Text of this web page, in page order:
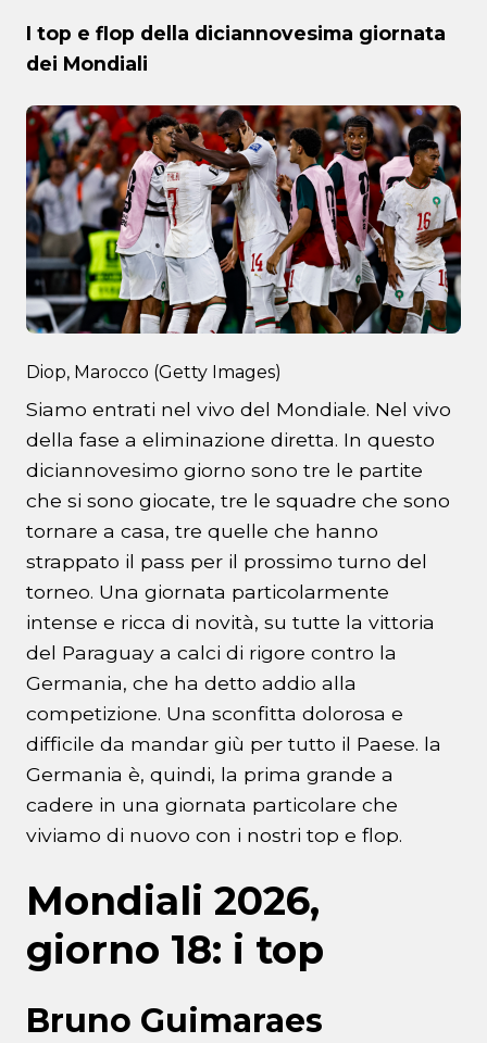
I top e flop della diciannovesima giornata
dei Mondiali
Diop, Marocco (Getty Images)
Siamo entrati nel vivo del Mondiale. Nel vivo
della fase a eliminazione diretta. In questo
diciannovesimo giorno sono tre le partite
che si sono giocate, tre le squadre che sono
tornare a casa, tre quelle che hanno
strappato il pass per il prossimo turno del
torneo. Una giornata particolarmente
intense e ricca di novità, su tutte la vittoria
del Paraguay a calci di rigore contro la
Germania, che ha detto addio alla
competizione. Una sconfitta dolorosa e
difficile da mandar giù per tutto il Paese. la
Germania è, quindi, la prima grande a
cadere in una giornata particolare che
viviamo di nuovo con i nostri top e flop.
Mondiali 2026,
giorno 18: i top
Bruno Guimaraes